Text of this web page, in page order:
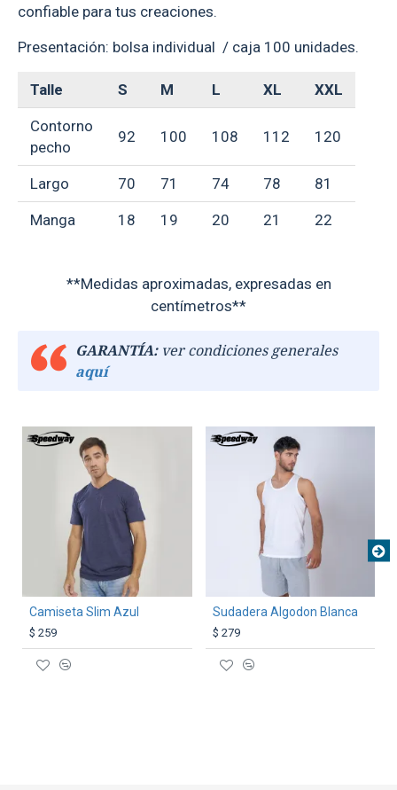
confiable para tus creaciones.
Presentación: bolsa individual / caja 100 unidades.
Talle S M L XL XXL
Contorno
pecho
92 100 108 112 120
Largo 70 71 74 78 81
Manga 18 19 20 21 22
**Medidas aproximadas, expresadas en
centímetros**
GARANTÍA:ver condiciones generales
aquí
TEXTTRANSPARENTE
Camiseta Slim Azul
$ 259
TEXTTRANSPARENTE
Sudadera Algodon Blanca
$ 279